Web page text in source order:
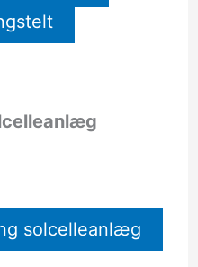
solcelleanlæg